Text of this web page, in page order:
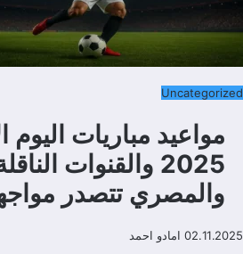
Uncategorized
2025 والقنوات
والمصري تتصدر
02.11.2025 امادو احمد